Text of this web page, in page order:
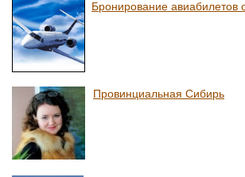
Бронирование авиабилетов
Провинциальная Сибирь